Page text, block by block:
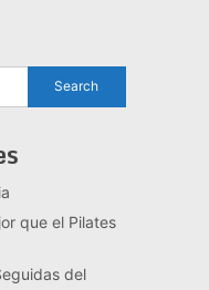
que el Pilates
del